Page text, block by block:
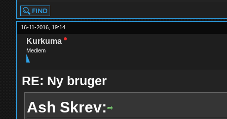
16-11-2016, 19:14
Kurkuma
Medlem
RE: Ny bruger
Ash Skrev: